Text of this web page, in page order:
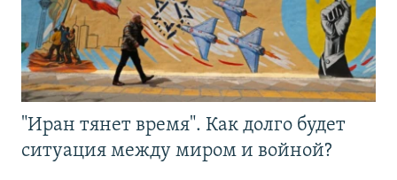
"Иран тянет время". Как долго будет
ситуация между миром и войной?